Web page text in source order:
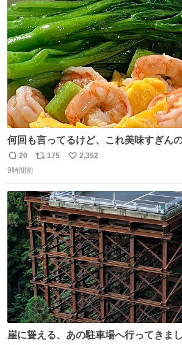
たが、飛ばないということは弱ってい
うか…素敵すぎる
ト
数
数
何回も言ってるけど、これ美味すぎん
で満足感エグいから一生食べてる😭
返
信
20
リ
ト
数
175
い
数
2,352
9時間前
崖に聳える、あの駐車場へ行ってきまし